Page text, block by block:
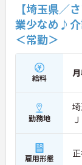
【埼玉県／
業少なめ♪介
＜常勤＞
給料
勤務地
雇用形態